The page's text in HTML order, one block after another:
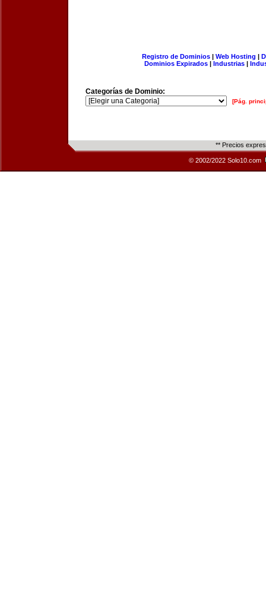
Registro de Dominios| Web Hosting |
Dominios Expirados | Industrias |
Categorías de Dominio:
[Pág.
** Precios
© 2002/2022 Solo10.com